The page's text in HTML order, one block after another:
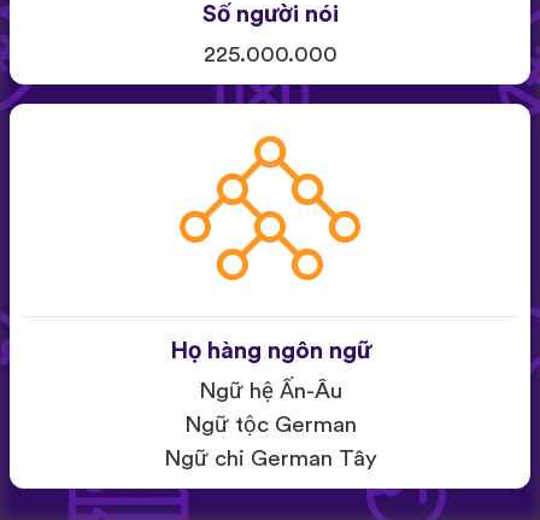
Số người nói
225.000.000
Họ hàng ngôn ngữ
Ngữ hệ Ấn-Âu
Ngữ tộc German
Ngữ chi German Tây